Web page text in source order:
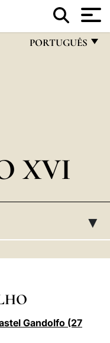
PORTUGUÊS
ESPAÑOL
DEUTSCH
POLSKI
XVI
▸
Gandolfo (27